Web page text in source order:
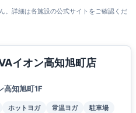
。詳細は各施設の公式サイトをご確認くだ
イオン高知旭町店
高知旭町1F
ホットヨガ 常温ヨガ
駐車場